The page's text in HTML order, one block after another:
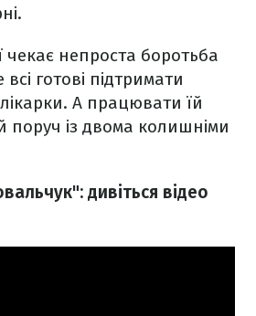
чекає непроста боротьба
готові підтримати
А працювати їй
поруч із двома колишніми
дивіться відео